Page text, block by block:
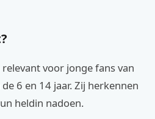
voor jonge fans van
6 en 14 jaar. Zij herkennen
heldin nadoen.